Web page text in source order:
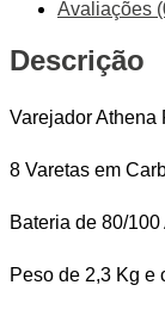
Avaliações
Descrição
Varejador Athena
8 Varetas em
Bateria de 80/100
Peso de 2,3 Kg e